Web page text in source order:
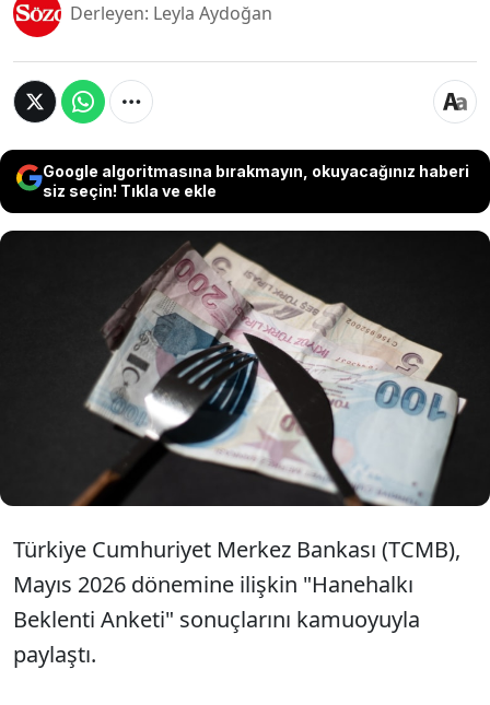
Derleyen: Leyla Aydoğan
Google algoritmasına bırakmayın, okuyacağınız haberi
siz seçin! Tıkla ve ekle
Merkez Bankası'nın mayıs ayı anketine
göre hanehalkının 12 ay sonrası
enflasyon beklentisi 2,05 puan birden
düşerek yüzde 49,51 seviyesine indi.
Türkiye Cumhuriyet Merkez Bankası (TCMB),
Mayıs 2026 dönemine ilişkin "Hanehalkı
Beklenti Anketi" sonuçlarını kamuoyuyla
paylaştı.